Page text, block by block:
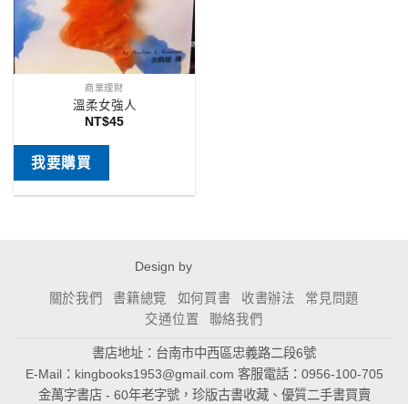
商業理財
溫柔女強人
NT$45
我要購買
Design by
關於我們 書籍總覽 如何買書 收書辦法
常見問題
交通位置
聯絡我們
書店地址：台南市中西區忠義路二段6號
E-Mail： kingbooks1953@gmail.com 客服電話：0956-100-705
金萬字書店 - 60年老字號，珍版古書收藏、優質二手書買賣